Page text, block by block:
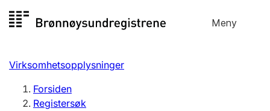
til
Meny
Registersøk
Aksjeselskap
Virksomhetsopplysninger
Forsiden
Registersøk